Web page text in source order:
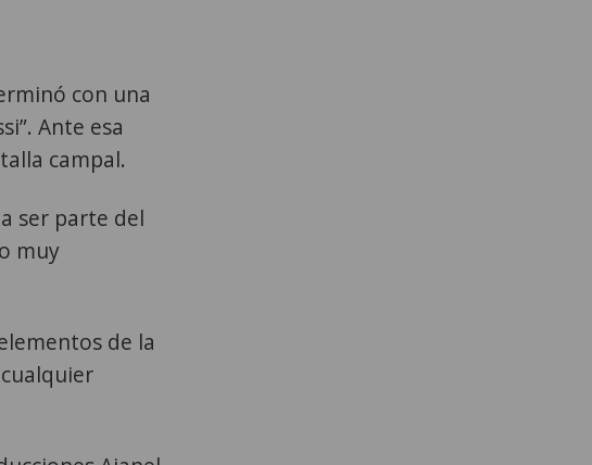
con una
Ante esa
campal.
ser parte del
muy
de la